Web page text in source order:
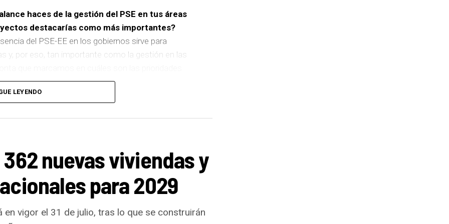
haces de la gestión del PSE en tus áreas
destacarías como más importantes?
del PSE-EE en los gobiernos sirve para
y, por eso, tan importante como la gestión en las
cinco ascensores para garantizar la accesibilidad
que transformará la movilidad y la accesibilidad de
muy bien el Basauri por el que trabajamos:
dado para mucho. En Medio Ambiente
urbanos,la elaboración del Plan General de
el Ruido y la instalación de placas fotovoltaicas
que hacen de Basauri un municipio más
LEYENDO
nuevas viviendas y
para 2029
vigor el 31 de julio, tras lo que se construirán